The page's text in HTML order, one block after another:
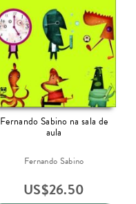
Fernando Sabino na sala de
aula
Fernando Sabino
US$26.50